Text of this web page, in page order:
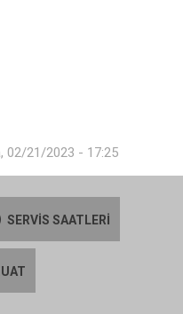
02/21/2023 - 17:25
SERVİS SAATLERİ